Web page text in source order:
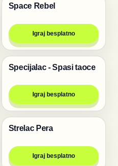
Pucanje
Space Rebel
Igraj besplatno
Pucanje
Specijalac - Spasi taoce
Igraj besplatno
Pucanje
Strelac Pera
Igraj besplatno